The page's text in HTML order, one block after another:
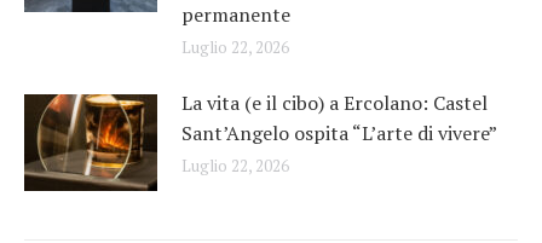
permanente
Luglio 22, 2026
La vita (e il cibo) a Ercolano: Castel
Sant’Angelo ospita “L’arte di vivere”
Luglio 22, 2026